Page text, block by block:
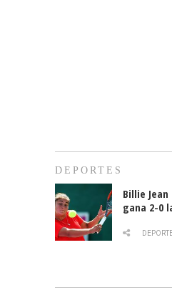
DEPORTES
Billie Jean
gana 2-0